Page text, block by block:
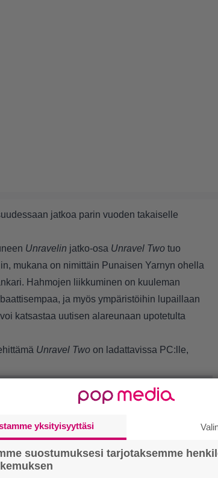
jatkoa parin vuoden takaiselle
Unravelin jatko-osa Unravel Two tuo
mukana on nimittäin Punaisen Yarnyn ohella
Hahmojen liikkuminen on kuuleman
ja myös ympäristöihin lupaillaan
katsastaa uutisen alareunaan upotetulta
Unravel Two on ladattavissa PC:lle,
yksityisyyttäsi
suostumuksesi tarjotaksemme